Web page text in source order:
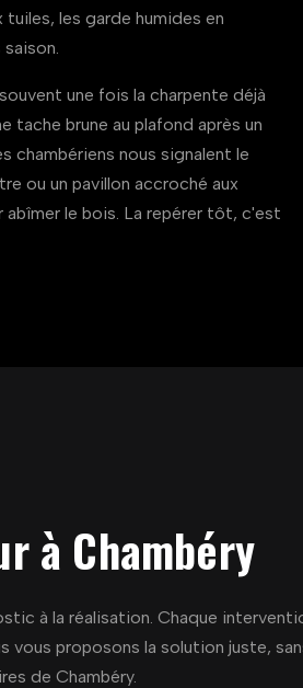
les garde humides en
une fois la charpente déjà
tache brune au plafond après un
chambériens nous signalent le
ou un pavillon accroché aux
le bois. La repérer tôt, c'est
à Chambéry
à la réalisation. Chaque
vous proposons la solution juste,
de Chambéry.